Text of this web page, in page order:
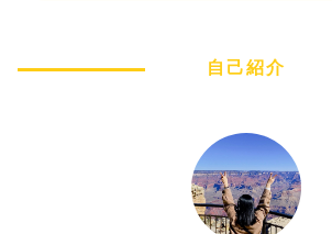
自己紹介